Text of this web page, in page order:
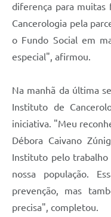
diferença para muitas
Cancerologia pela
o Fundo Social em
especial", afirmou.
Na manhã da última
Instituto de
iniciativa. "Meu
Débora Caivano
Instituto pelo trabalho
nossa população.
prevenção, mas
precisa", completou.